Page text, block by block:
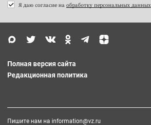
Я даю согласие на обработку персональных данных
Полная версия сайта
Редакционная политика
Пишите нам на information@vz.ru